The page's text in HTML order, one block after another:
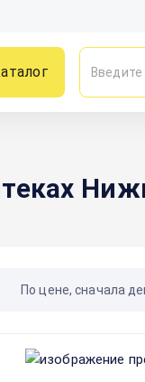
По цене, сначала